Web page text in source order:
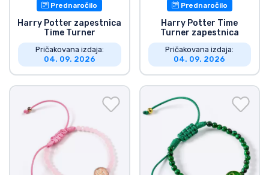
Prednaročilo
Harry Potter zapestnica
Time Turner
Pričakovana izdaja:
04. 09. 2026
Prednaročilo
Harry Potter Time
Turner zapestnica
Pričakovana izdaja:
04. 09. 2026